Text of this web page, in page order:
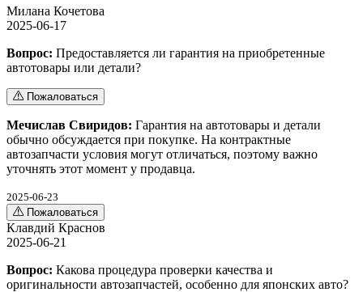
Милана Кочетова
2025-06-17
Вопрос: Предоставляется ли гарантия на приобретенные
автотовары или детали?
Пожаловаться
Мечислав Свиридов: Гарантия на автотовары и детали
обычно обсуждается при покупке. На контрактные
автозапчасти условия могут отличаться, поэтому важно
уточнять этот момент у продавца.
2025-06-23
Пожаловаться
Клавдий Краснов
2025-06-21
Вопрос: Какова процедура проверки качества и
оригинальности автозапчастей, особенно для японских авто?